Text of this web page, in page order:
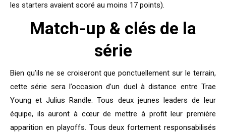
les starters avaient scoré au moins 17 points).
Match-up & clés de la
série
Bien qu’ils ne se croiseront que ponctuellement sur le terrain,
cette série sera l’occasion d’un duel à distance entre Trae
Young et Julius Randle. Tous deux jeunes leaders de leur
équipe, ils auront à cœur de mettre à profit leur première
apparition en playoffs. Tous deux fortement responsabilisés